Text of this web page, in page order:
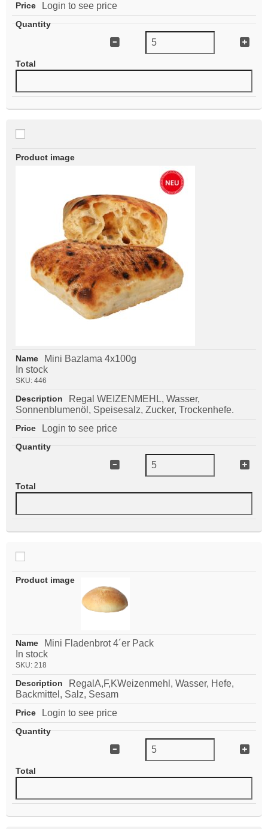
Login to see price
Mini Bazlama 4x100g
In stock
SKU: 446
Regal WEIZENMEHL, Wasser,
Sonnenblumenöl, Speisesalz, Zucker, Trockenhefe.
Login to see price
Mini Fladenbrot 4´er Pack
In stock
SKU: 218
RegalA,F,KWeizenmehl, Wasser, Hefe,
Backmittel, Salz, Sesam
Login to see price